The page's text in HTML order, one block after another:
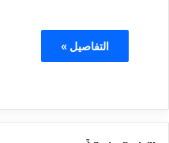
التفاصيل »